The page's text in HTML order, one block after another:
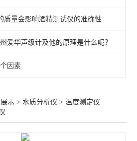
质量会影响酒精测试仪的准确性
爱华声级计及他的原理是什么呢？
因素
示 >水质分析仪 >温度测定仪